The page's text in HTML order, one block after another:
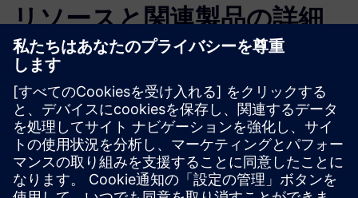
リソースと関連製品の詳細
その他の情報とリソース
私たちのデジタルソリューションを見てください
必要条件
なし